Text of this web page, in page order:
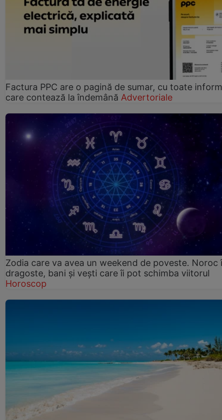
Factura PPC are o pagină de sumar, cu toate
care contează la îndemână Advertoriale
Zodia care va avea un weekend de poveste. Noroc
dragoste, bani și vești care îi pot schimba viitorul
Horoscop